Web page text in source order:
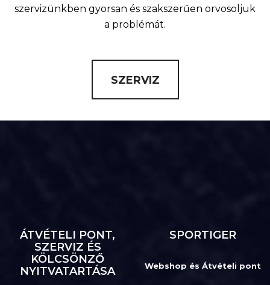
szervizünkben gyorsan és szakszerűen orvosoljuk
a problémát.
SZERVIZ
ÁTVÉTELI PONT,
SZERVIZ ÉS
KÖLCSÖNZŐ
NYITVATARTÁSA
SPORTIGER
Webshop és Átvételi pont